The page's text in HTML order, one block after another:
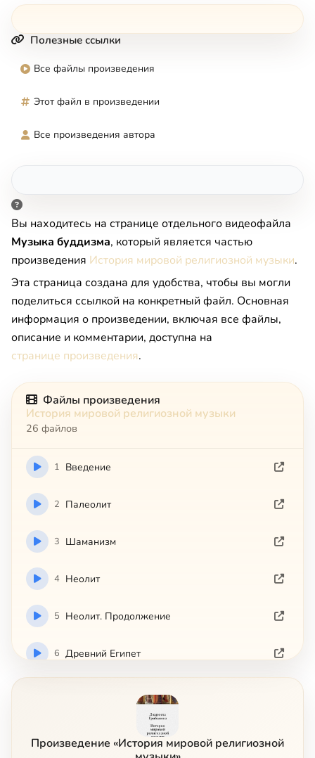
Полезные ссылки
Все файлы произведения
Этот файл в произведении
Все произведения автора
Вы находитесь на странице отдельного видеофайла
Музыка буддизма, который является частью
произведения История мировой религиозной музыки.
Эта страница создана для удобства, чтобы вы могли
поделиться ссылкой на конкретный файл. Основная
информация о произведении, включая все файлы,
описание и комментарии, доступна на
странице произведения.
Файлы произведения
История мировой религиозной музыки
26 файлов
1 Введение
2 Палеолит
3 Шаманизм
4 Неолит
5 Неолит. Продолжение
6 Древний Египет
Произведение «История мировой религиозной